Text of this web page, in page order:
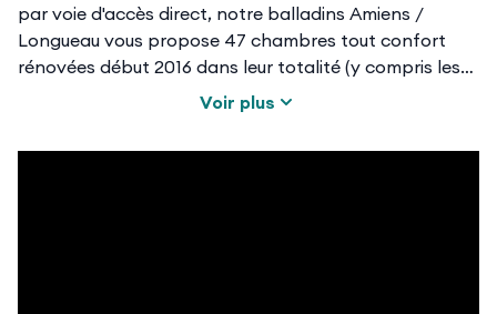
par voie d'accès direct, notre balladins Amiens /
Longueau vous propose 47 chambres tout confort
rénovées début 2016 dans leur totalité (y compris les
salles de bain) : Couettes, TV écran plat, Canal +,
Canal Sat, volets roulants électriques.Profitez d'une
connexion Wifi gratuite dans tout l'établissement, ainsi
Voir plus